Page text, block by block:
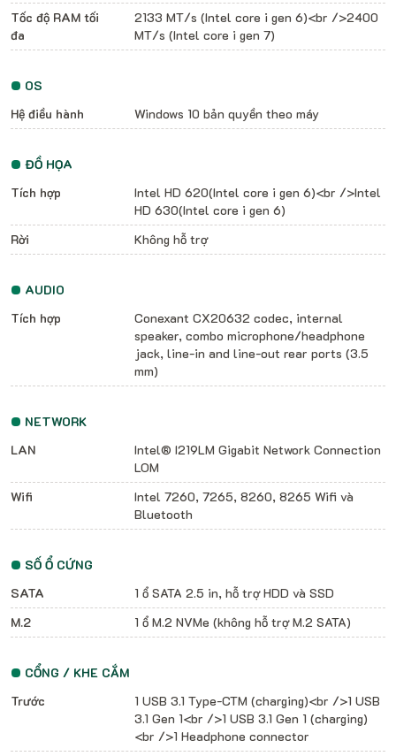
Tốc độ RAM tối
đa
2133 MT/s (Intel core i gen 6)<br />2400
MT/s (Intel core i gen 7)
OS
Hệ điều hành
Windows 10 bản quyền theo máy
ĐỒ HỌA
Tích hợp
Intel HD 620(Intel core i gen 6)<br />Intel
HD 630(Intel core i gen 6)
Rời
Không hỗ trợ
AUDIO
Tích hợp
Conexant CX20632 codec, internal
speaker, combo microphone/headphone
jack, line-in and line-out rear ports (3.5
mm)
NETWORK
LAN
Intel® I219LM Gigabit Network Connection
LOM
Wifi
Intel 7260, 7265, 8260, 8265 Wifi và
Bluetooth
SỐ Ổ CỨNG
SATA
1 ổ SATA 2.5 in, hỗ trợ HDD và SSD
M.2
1 ổ M.2 NVMe (không hỗ trợ M.2 SATA)
CỔNG / KHE CẮM
Trước
1 USB 3.1 Type-CTM (charging)<br />1 USB
3.1 Gen 1<br />1 USB 3.1 Gen 1 (charging)
<br />1 Headphone connector